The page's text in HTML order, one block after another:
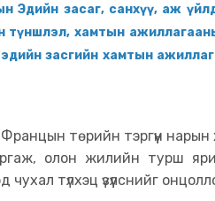
Эдийн засаг, санхүү, аж
түншлэл, хамтын
засгийн хамтын
төрийн тэргүүн
олон жилийн турш
түлхэц үзүүлснийг